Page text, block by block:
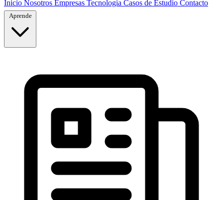
Inicio Nosotros Empresas Tecnología Casos de Estudio Contacto
Aprende